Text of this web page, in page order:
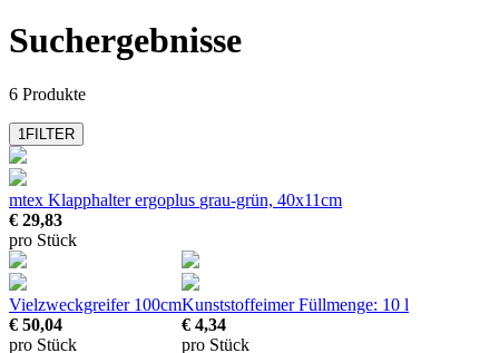
MESSERLE
Soennecken
Suchergebnisse
6 Produkte
1FILTER
mtex Klapphalter ergoplus grau-grün, 40x11cm
€ 29,83
pro Stück
Vielzweckgreifer 100cm
€ 50,04
pro Stück
KunststoffeimerFüllmenge: 10 l
€ 4,34
pro Stück